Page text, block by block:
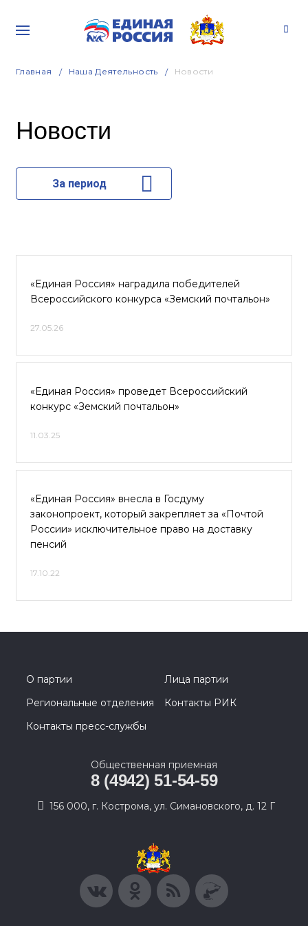
Главная Наша Деятельность Новости
Новости
За период
«Единая Россия» наградила победителей
Всероссийского конкурса «Земский почтальон»
27.05.26
«Единая Россия» проведет Всероссийский
конкурс «Земский почтальон»
11.03.25
«Единая Россия» внесла в Госдуму
законопроект, который закрепляет за «Почтой
России» исключительное право на доставку
пенсий
17.10.22
О партии
Лица партии
Региональные отделения
Контакты РИК
Контакты пресс-службы
Общественная приемная
8 (4942) 51-54-59
156 000, г. Кострома, ул. Симановского, д. 12 Г